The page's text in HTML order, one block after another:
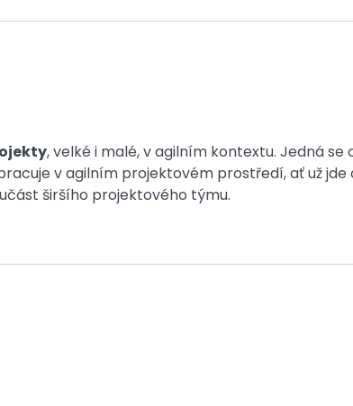
, velké i malé, v agilním kontextu. Jedná se
v agilním projektovém prostředí, ať už jde
širšího projektového týmu.